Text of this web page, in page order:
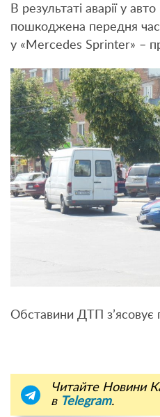
В результаті аварії у
пошкоджена передня
у «Mercedes Sprinter» –
Обставини ДТП з’ясовує
Читайте Новини
в Telegram.